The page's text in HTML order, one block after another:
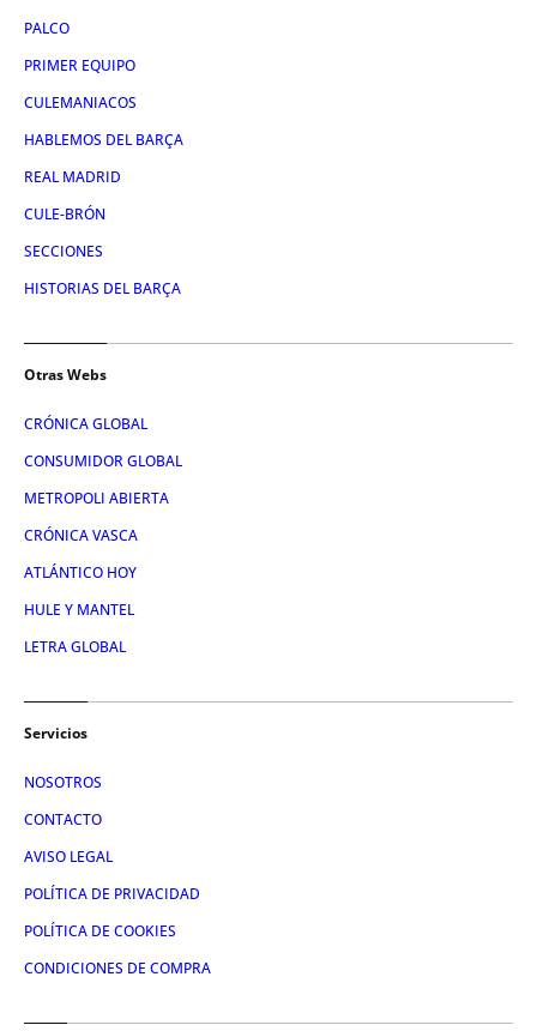
PALCO
PRIMER EQUIPO
CULEMANIACOS
HABLEMOS DEL BARÇA
REAL MADRID
CULE-BRÓN
SECCIONES
HISTORIAS DEL BARÇA
Otras Webs
CRÓNICA GLOBAL
CONSUMIDOR GLOBAL
METROPOLI ABIERTA
CRÓNICA VASCA
ATLÁNTICO HOY
HULE Y MANTEL
LETRA GLOBAL
Servicios
NOSOTROS
CONTACTO
AVISO LEGAL
POLÍTICA DE PRIVACIDAD
POLÍTICA DE COOKIES
CONDICIONES DE COMPRA